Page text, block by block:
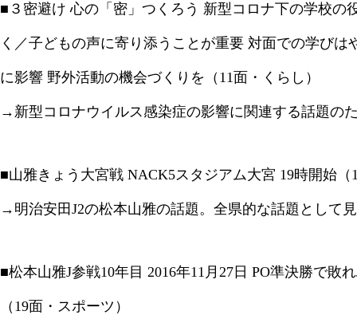
■３密避け 心の「密」つくろう 新型コロナ下の学校の
く／子どもの声に寄り添うことが重要 対面での学び
に影響 野外活動の機会づくりを（11面・くらし）
→新型コロナウイルス感染症の影響に関連する話題の
■山雅きょう大宮戦 NACK5スタジアム大宮 19時開始（
→明治安田J2の松本山雅の話題。全県的な話題として
■松本山雅J参戦10年目 2016年11月27日 PO準決勝で敗
（19面・スポーツ）